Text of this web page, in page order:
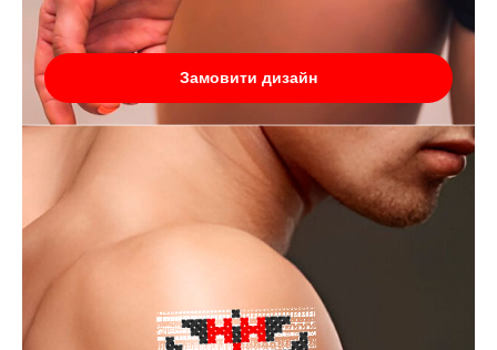
Замовити дизайн